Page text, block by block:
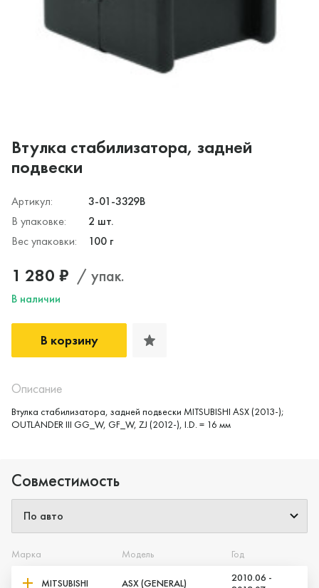
Втулка стабилизатора, задней
подвески
Артикул:
3-01-3329B
В упаковке:
2 шт.
Вес упаковки:
100 г
1 280 ₽ / упак.
В наличии
В корзину
Описание
Втулка стабилизатора, задней подвески MITSUBISHI ASX (2013-);
OUTLANDER III GG_W, GF_W, ZJ (2012-), I.D. = 16 мм
Совместимость
Марка Модель Год
MITSUBISHI ASX (GENERAL)
2010.06 -